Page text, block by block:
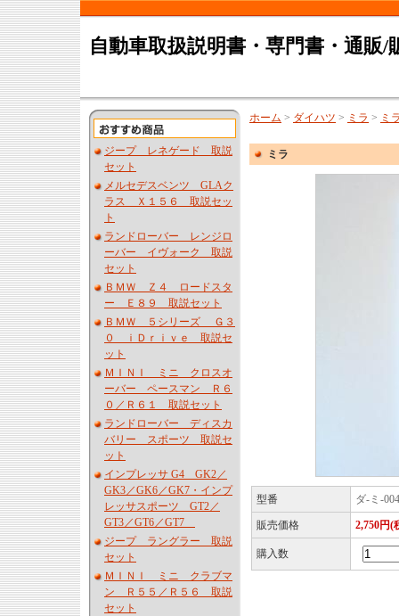
自動車取扱説明書・専門書・通販/
ジープ レネゲード 取説
セット
メルセデスベンツ GLAク
ラス Ｘ１５６ 取説セッ
ト
ランドローバー レンジロ
ーバー イヴォーク 取説
セット
ＢＭＷ Ｚ４ ロードスタ
ー Ｅ８９ 取説セット
ＢＭＷ ５シリーズ Ｇ３
０ ｉＤｒｉｖｅ 取説セ
ット
ＭＩＮＩ ミニ クロスオ
ーバー ペースマン Ｒ６
０／Ｒ６１ 取説セット
ランドローバー ディスカ
バリー スポーツ 取説セ
ット
インプレッサ G4 GK2／
GK3／GK6／GK7・インプ
レッサスポーツ GT2／
GT3／GT6／GT7
ジープ ラングラー 取説
セット
ＭＩＮＩ ミニ クラブマ
ン Ｒ５５／Ｒ５６ 取説
セット
ホーム > ダイハツ > ミラ > ミ
ミラ
型番 ダ-ミ-
販売価格 2,750円(
購入数